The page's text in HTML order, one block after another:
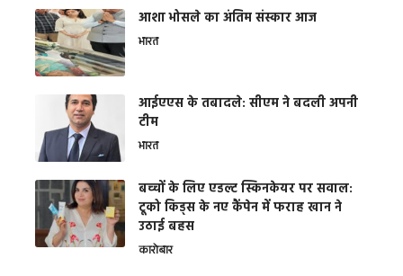
आशा भोसले का अंतिम संस्कार आज
भारत
आईएएस के तबादले: सीएम ने बदली अपनी
टीम
भारत
बच्चों के लिए एडल्ट स्किनकेयर पर सवाल:
टूको किड्स के नए कैंपेन में फराह खान ने
उठाई बहस
कारोबार